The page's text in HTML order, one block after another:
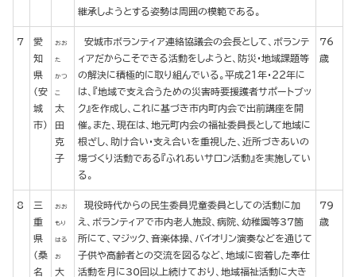
継承しようとする姿勢は周囲の模範である。
7
愛
知
県
(安
城
市)
おお
た
かつ
こ
太
田
克
子
安城市ボランティア連絡協議会の会長として、ボランテ
ィアだからこそできる活動をしようと、防災・地域課題等
の解決に積極的に取り組んでいる。平成２１年・２２年に
は、『地域で支え合うための災害時要援護者サポートブッ
ク』を作成し、これに基づき市内町内会で出前講座を開
催。また、現在は、地元町内会の福祉委員長として地域に
根ざし、助け合い・支え合いを重視した、近所づきあいの
場づくり活動である『ふれあいサロン活動』を実施してい
る。
76
歳
8
三
重
県
(桑
名
おお
もり
はる
お
大
現役時代からの民生委員児童委員としての活動に加
え、ボランティアで市内老人施設、病院、幼稚園等37箇
所にて、マジック、音楽体操、バイオリン演奏などを通じて
子供や高齢者との交流を図るなど、地域に密着した奉仕
活動を月に30回以上続けており、地域福祉活動に大き
79
歳